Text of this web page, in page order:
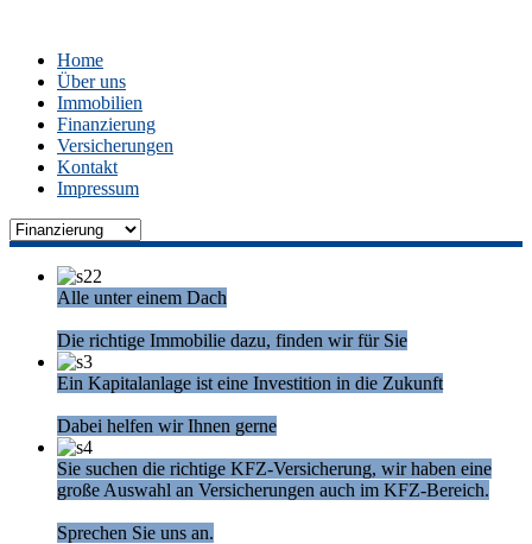
Home
Über uns
Immobilien
Finanzierung
Versicherungen
Kontakt
Impressum
Alle unter einem Dach
Die richtige Immobilie dazu, finden wir für Sie
Ein Kapitalanlage ist eine Investition in die Zukunft
Dabei helfen wir Ihnen gerne
Sie suchen die richtige KFZ-Versicherung, wir haben eine
große Auswahl an Versicherungen auch im KFZ-Bereich.
Sprechen Sie uns an.